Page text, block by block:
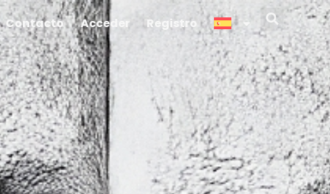
Contacto Acceder Registro